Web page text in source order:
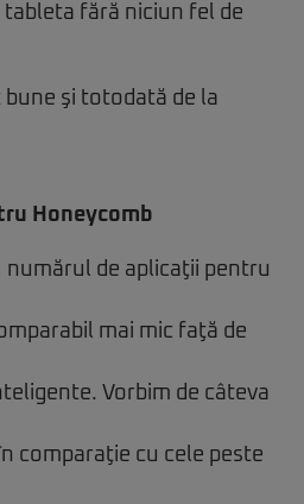
tableta fără niciun fel de
şi totodată de la
Honeycomb
numărul de aplicaţii pentru
mai mic faţă de
Vorbim de câteva
comparaţie cu cele peste